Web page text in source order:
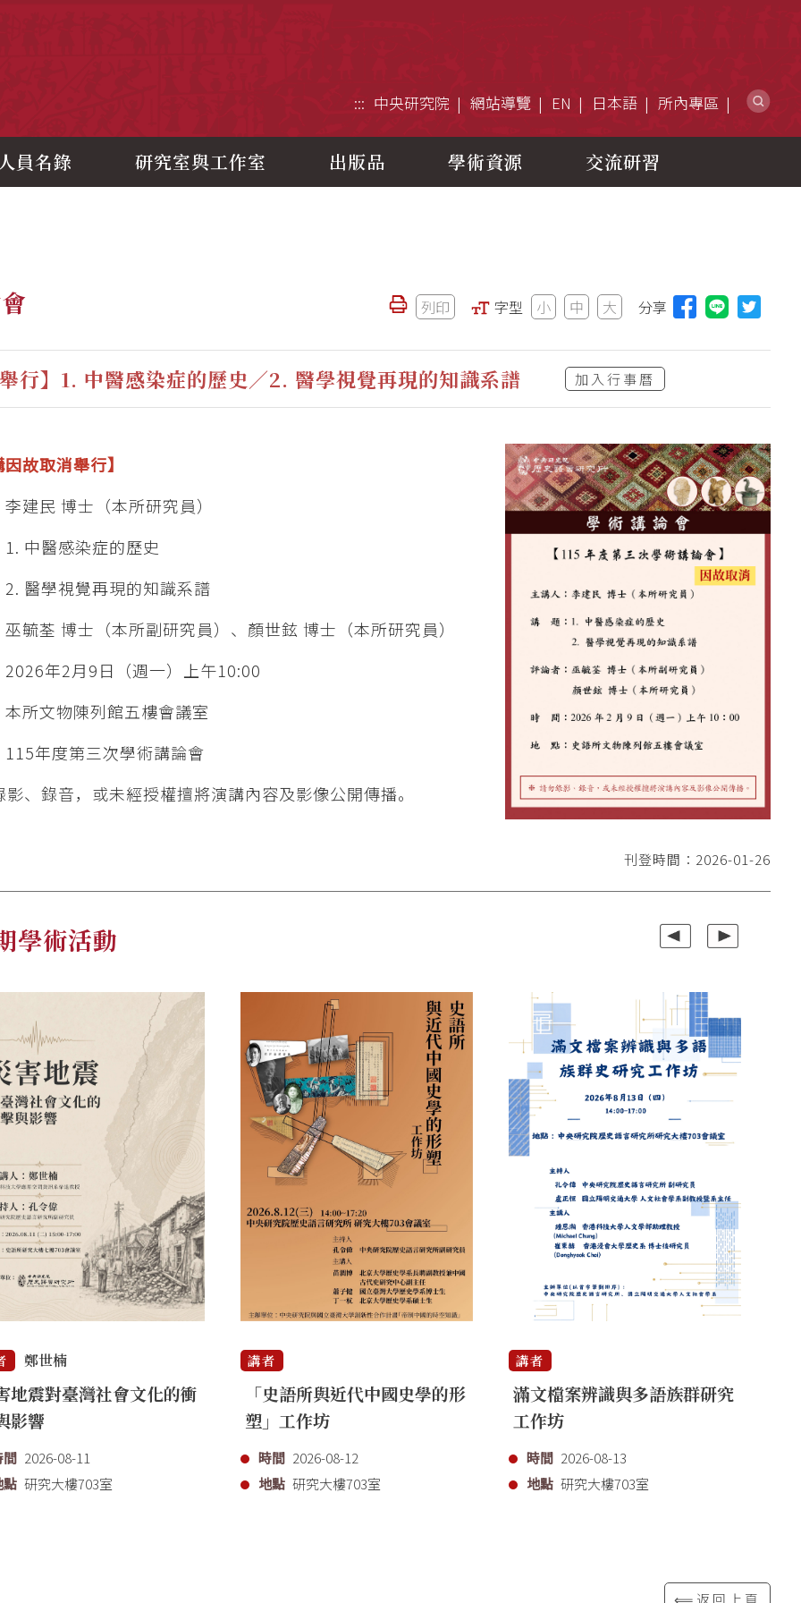
::: 中央研究院 網站導覽 EN 日本語 所內專區
員名錄 研究室與工作室 出版品 學術資源 交流研習
列印 字型 小 中 大 分享 分享本頁
行】1. 中醫感染症的歷史／2. 醫學視覺再現的知識系譜 加入行事曆
故取消舉行】
建民 博士（本所研究員）
中醫感染症的歷史
視覺再現的知識系譜
毓荃 博士（本所副研究員）、顏世鉉 博士（本所研究員）
年2月9日（週一）上午10:00
所文物陳列館五樓會議室
年度第三次學術講論會
、錄音，或未經授權擅將演講內容及影像公開傳播。
刊登時間：2026-01-26
學術活動 上一組
鄭世楠
地震對臺灣社會文化的衝
影響
間 2026-08-11
點 研究大樓703室
講者
「史語所與近代中國史學的形
塑」工作坊
時間 2026-08-12
地點 研究大樓703室
講者
滿文檔案辨識與多語族群研究
工作坊
時間 2026-08-13
地點 研究大樓703室
⟸返回上頁